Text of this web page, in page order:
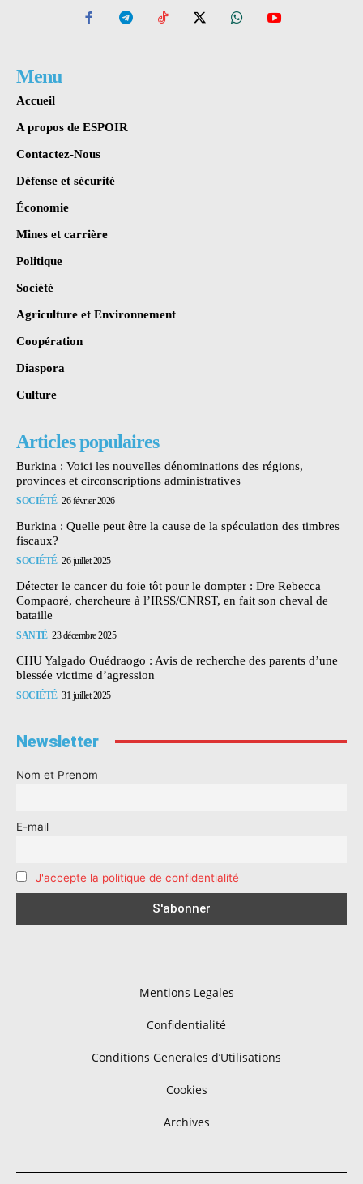
Menu
Accueil
A propos de ESPOIR
Contactez-Nous
Défense et sécurité
Économie
Mines et carrière
Politique
Société
Agriculture et Environnement
Coopération
Diaspora
Culture
Articles populaires
Burkina : Voici les nouvelles dénominations des régions,
provinces et circonscriptions administratives
SOCIÉTÉ 26 février 2026
Burkina : Quelle peut être la cause de la spéculation des timbres
fiscaux?
SOCIÉTÉ 26 juillet 2025
Détecter le cancer du foie tôt pour le dompter : Dre Rebecca
Compaoré, chercheure à l’IRSS/CNRST, en fait son cheval de
bataille
SANTÉ 23 décembre 2025
CHU Yalgado Ouédraogo : Avis de recherche des parents d’une
blessée victime d’agression
SOCIÉTÉ 31 juillet 2025
Newsletter
Nom et Prenom
E-mail
J'accepte la politique de confidentialité
Mentions Legales
Confidentialité
Conditions Generales d’Utilisations
Cookies
Archives